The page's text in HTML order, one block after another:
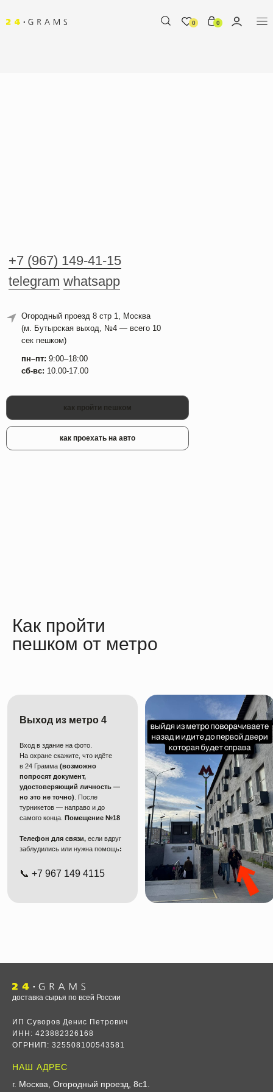
0 0
+7 (967) 149-41-15
telegram whatsapp
Огородный проезд 8 стр 1, Москва
(м. Бутырская выход, №4 — всего 10
сек пешком)
пн–пт: 9:00–18:00
сб-вс: 10.00-17.00
как проехать на авто
как пройти пешком
Как пройти
пешком от метро
Выход из метро 4
Вход в здание на фото.
На охране скажите, что идёте
в 24 Грамма (возможно
попросят документ,
удостоверяющий личность —
но это не точно) . После
турникетов — направо и до
самого конца. Помещение №18
Телефон для связи, если вдруг
заблудились или нужна помощь:
📞 +7 967 149 4115
НАШ АДРЕС
г. Москва, Огородный проезд, 8с1
доставка сырья по всей России
ИП Суворов Денис Петрович
ИНН: 423882326168
ОГРНИП: 325508100543581